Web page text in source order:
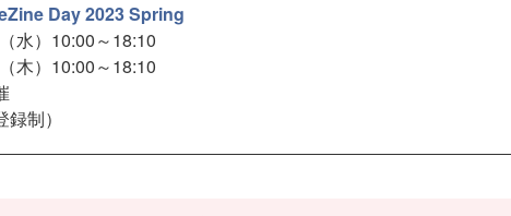
Day 2023 Spring
水）10:00～18:10
）10:00～18:10
制）